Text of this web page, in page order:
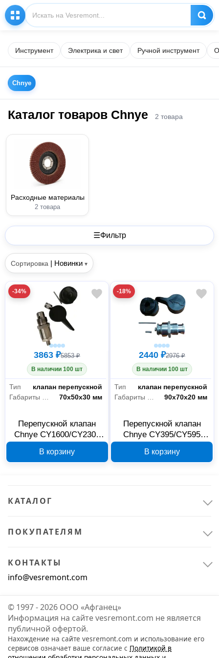
Инструмент Электрика и свет Ручной инструмент
Chnye
Каталог товаров Chnye 2 товара
Расходные материалы
2 товара
☰Фильтр
Сортировка | Новинки ▾
-34%
3863 ₽5853 ₽
В наличии 100 шт
Тип
клапан перепускной
70х50x30 мм
Перепускной клапан
Chnye CY1600/CY2300
В корзину
-18%
2440 ₽2976 ₽
В наличии 100 шт
Тип
клапан перепускной
90х70x20 мм
Перепускной клапан
Chnye CY395/CY595
В корзину
КАТАЛОГ
ПОКУПАТЕЛЯМ
КОНТАКТЫ
info@vesremont.com
© 1997 - 2026 ООО «Афганец»
Информация на сайте vesremont.com не является
публичной офертой.
Нахождение на сайте vesremont.com и использование его
сервисов означает ваше согласие с Политикой в